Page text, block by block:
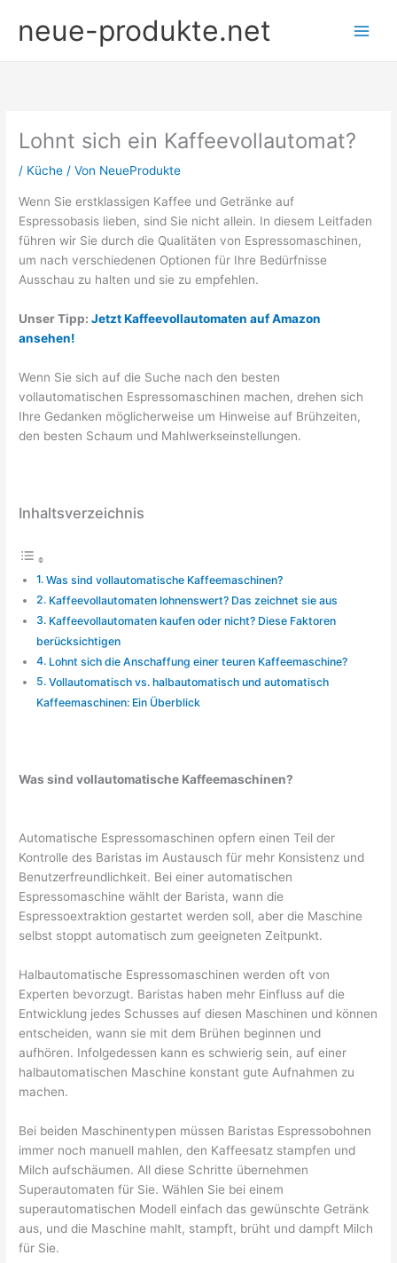
Inhaltneue-produkte.net
Lohnt sich ein Kaffeevollautomat?
/ Küche / Von NeueProdukte
Wenn Sie erstklassigen Kaffee und Getränke auf
Espressobasis lieben, sind Sie nicht allein. In diesem Leitfaden
führen wir Sie durch die Qualitäten von Espressomaschinen,
um nach verschiedenen Optionen für Ihre Bedürfnisse
Ausschau zu halten und sie zu empfehlen.
Unser Tipp:Jetzt Kaffeevollautomaten auf Amazon
ansehen!
Wenn Sie sich auf die Suche nach den besten
vollautomatischen Espressomaschinen machen, drehen sich
Ihre Gedanken möglicherweise um Hinweise auf Brühzeiten,
den besten Schaum und Mahlwerkseinstellungen.
Inhaltsverzeichnis
Was sind vollautomatische Kaffeemaschinen?
Kaffeevollautomaten lohnenswert? Das zeichnet sie aus
Kaffeevollautomaten kaufen oder nicht? Diese Faktoren
berücksichtigen
Lohnt sich die Anschaffung einer teuren Kaffeemaschine?
Vollautomatisch vs. halbautomatisch und automatisch
Kaffeemaschinen: Ein Überblick
Was sind vollautomatische Kaffeemaschinen?
Automatische Espressomaschinen opfern einen Teil der
Kontrolle des Baristas im Austausch für mehr Konsistenz und
Benutzerfreundlichkeit. Bei einer automatischen
Espressomaschine wählt der Barista, wann die
Espressoextraktion gestartet werden soll, aber die Maschine
selbst stoppt automatisch zum geeigneten Zeitpunkt.
Halbautomatische Espressomaschinen werden oft von
Experten bevorzugt. Baristas haben mehr Einfluss auf die
Entwicklung jedes Schusses auf diesen Maschinen und können
entscheiden, wann sie mit dem Brühen beginnen und
aufhören. Infolgedessen kann es schwierig sein, auf einer
halbautomatischen Maschine konstant gute Aufnahmen zu
machen.
Bei beiden Maschinentypen müssen Baristas Espressobohnen
immer noch manuell mahlen, den Kaffeesatz stampfen und
Milch aufschäumen. All diese Schritte übernehmen
Superautomaten für Sie. Wählen Sie bei einem
superautomatischen Modell einfach das gewünschte Getränk
aus, und die Maschine mahlt, stampft, brüht und dampft Milch
für Sie.